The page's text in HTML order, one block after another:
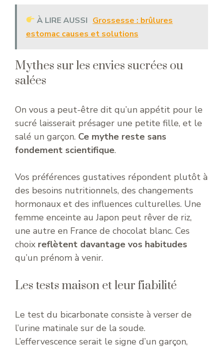
À LIRE AUSSI Grossesse : brûlures
estomac causes et solutions
Mythes sur les envies sucrées ou
salées
On vous a peut-être dit qu’un appétit pour le
sucré laisserait présager une petite fille, et le
salé un garçon. Ce mythe reste sans
fondement scientifique.
Vos préférences gustatives répondent plutôt à
des besoins nutritionnels, des changements
hormonaux et des influences culturelles. Une
femme enceinte au Japon peut rêver de riz,
une autre en France de chocolat blanc. Ces
choix reflètent davantage vos habitudes
qu’un prénom à venir.
Les tests maison et leur fiabilité
Le test du bicarbonate consiste à verser de
l’urine matinale sur de la soude.
L’effervescence serait le signe d’un garçon,